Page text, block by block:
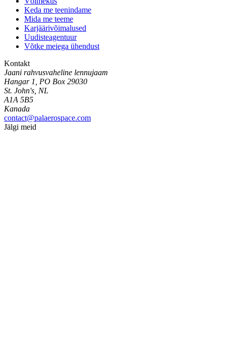
Keda me teenindame
Mida me teeme
Karjäärivõimalused
Uudisteagentuur
Võtke meiega ühendust
Kontakt
Jaani rahvusvaheline lennujaam
Hangar 1, PO Box 29030
St. John's, NL
A1A 5B5
Kanada
contact@palaerospace.com
Jälgi meid